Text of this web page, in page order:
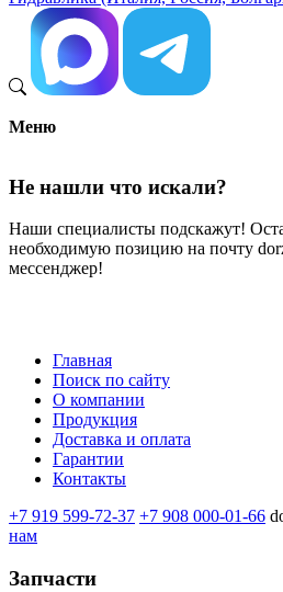
Меню
Не нашли что искали?
Наши специалисты подскажут!
необходимую позицию на почту
мессенджер!
Меню
подвале
Главная
Поиск по сайту
О компании
Продукция
Доставка и оплата
Гарантии
Контакты
+7 919 599-72-37 +7 908 000-01-66
нам
Запчасти